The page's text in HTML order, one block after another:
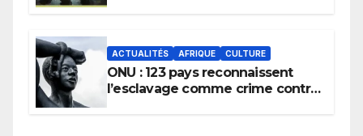
ACTUALITÉS AFRIQUE CULTURE
ONU : 123 pays reconnaissent
l’esclavage comme crime contre